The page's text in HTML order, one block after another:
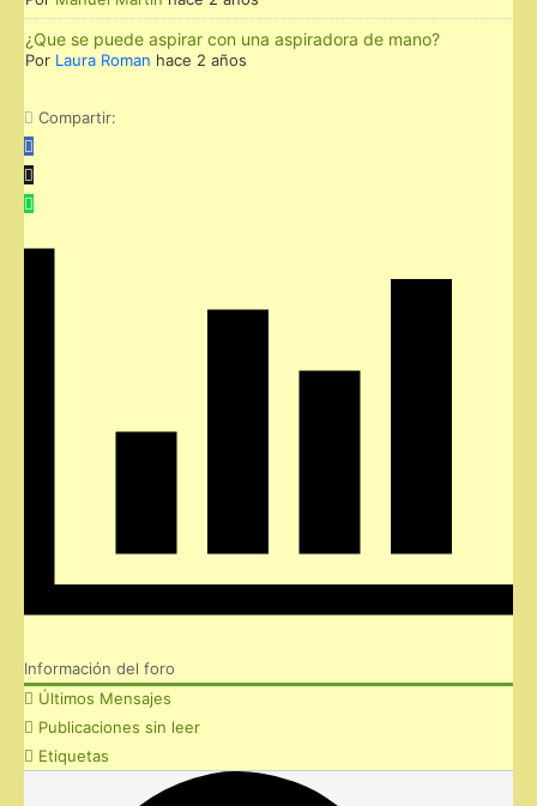
¿Que se puede aspirar con una aspiradora de mano?
Por Laura Roman hace 2 años
Compartir:
Información del foro
Últimos Mensajes
Publicaciones sin leer
Etiquetas